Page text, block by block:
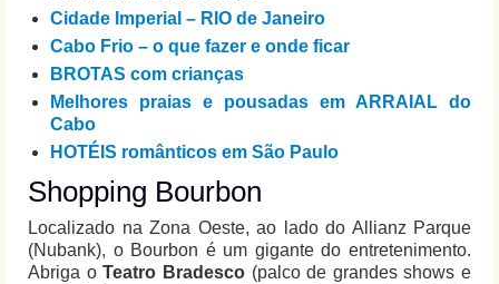
Cidade Imperial – RIO de Janeiro
Cabo Frio – o que fazer e onde ficar
BROTAS com crianças
Melhores praias e pousadas em ARRAIAL do
Cabo
HOTÉIS românticos em São Paulo
Shopping Bourbon
Localizado na Zona Oeste, ao lado do Allianz Parque
(Nubank), o Bourbon é um gigante do entretenimento.
Abriga oTeatro Bradesco(palco de grandes shows e